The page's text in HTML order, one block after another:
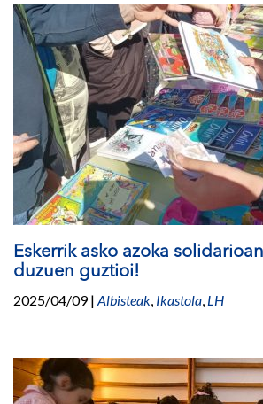
Eskerrik asko azoka
duzuen guztioi!
2025/04/09| Albisteak, Ikastola, LH